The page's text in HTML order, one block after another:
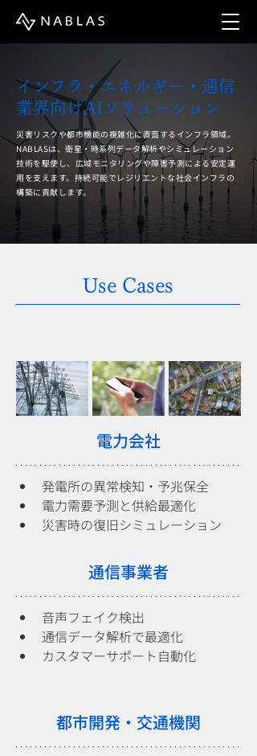
インフラ・エネルギー・通信
業界向けAIソリューション
災害リスクや都市機能の複雑化に直面するインフラ領域。
NABLASは、衛星・時系列データ解析やシミュレーション
技術を駆使し、広域モニタリングや障害予測による安定運
用を支えます。持続可能でレジリエントな社会インフラの
構築に貢献します。
Use Cases
電力会社
発電所の異常検知・予兆保全
電力需要予測と供給最適化
災害時の復旧シミュレーション
通信事業者
音声フェイク検出
通信データ解析で最適化
カスタマーサポート自動化
都市開発・交通機関